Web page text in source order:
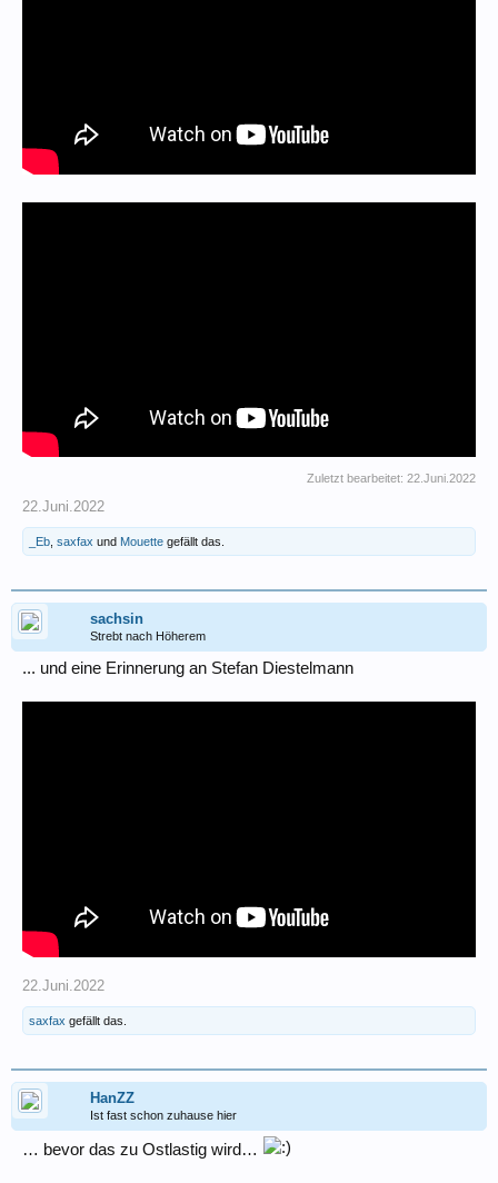
Zuletzt bearbeitet: 22.Juni.2022
22.Juni.2022
_Eb, saxfax und Mouette gefällt das.
sachsin
Strebt nach Höherem
... und eine Erinnerung an Stefan Diestelmann
22.Juni.2022
saxfax gefällt das.
HanZZ
Ist fast schon zuhause hier
… bevor das zu Ostlastig wird…